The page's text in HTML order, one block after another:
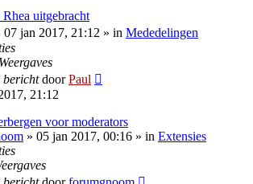
uitgebracht
07 jan 2017, 21:12 » in Mededelingen
Weergaves
berichtdoorPaul
21:12
voor moderators
» 05 jan 2017, 00:16 » in Extensies